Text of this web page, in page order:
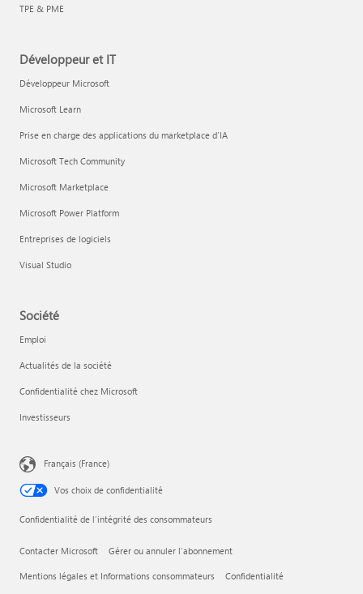
TPE & PME
Développeur et IT
Développeur Microsoft
Microsoft Learn
Prise en charge des applications du marketplace d’IA
Microsoft Tech Community
Microsoft Marketplace
Microsoft Power Platform
Entreprises de logiciels
Visual Studio
Société
Emploi
Actualités de la société
Confidentialité chez Microsoft
Investisseurs
Français (France)
Vos choix de confidentialité
Confidentialité de l’intégrité des consommateurs
Contacter Microsoft Gérer ou annuler l’abonnement
Mentions légales et Informations consommateurs Confidentialité